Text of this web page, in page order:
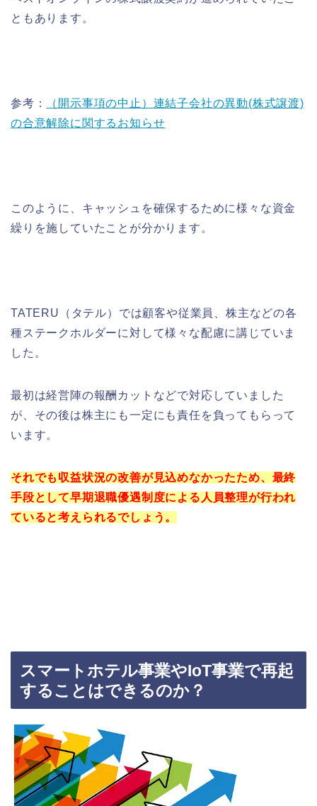
ともあります。
参考：
（開示事項の中止）連結子会社の異動(株式譲渡)
の合意解除に関するお知らせ
このように、キャッシュを確保するために様々な資金
繰りを施していたことが分かります。
TATERU（タテル）では顧客や従業員、株主などの各
種ステークホルダーに対して様々な配慮に講じていま
した。
最初は経営陣の報酬カットなどで対応していました
が、その後は株主にも一定にも責任を負ってもらって
います。
それでも収益状況の改善が見込めなかったため、最終
手段として早期退職優遇制度による人員整理が行われ
ていると考えられるでしょう。
スマートホテル事業やIoT事業で再起
することはできるのか？